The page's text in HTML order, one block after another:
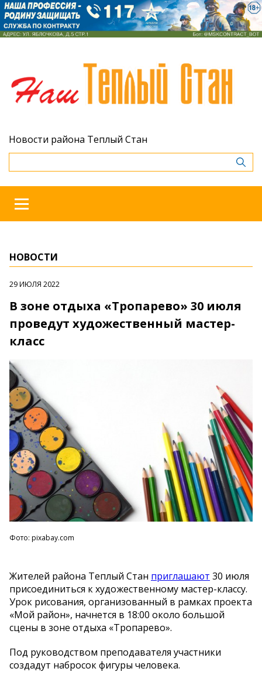
Новости района Теплый Стан
НОВОСТИ
29 ИЮЛЯ 2022
В зоне отдыха «Тропарево» 30 июля
проведут художественный мастер-
класс
Фото: pixabay.com
Жителей района Теплый Стан приглашают 30 июля
присоединиться к художественному мастер-классу.
Урок рисования, организованный в рамках проекта
«Мой район», начнется в 18:00 около большой
сцены в зоне отдыха «Тропарево».
Под руководством преподавателя участники
создадут набросок фигуры человека.